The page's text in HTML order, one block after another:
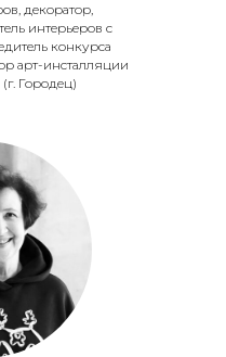
декоратор,
интерьеров с
конкурса
арт-инсталляции
Городец)